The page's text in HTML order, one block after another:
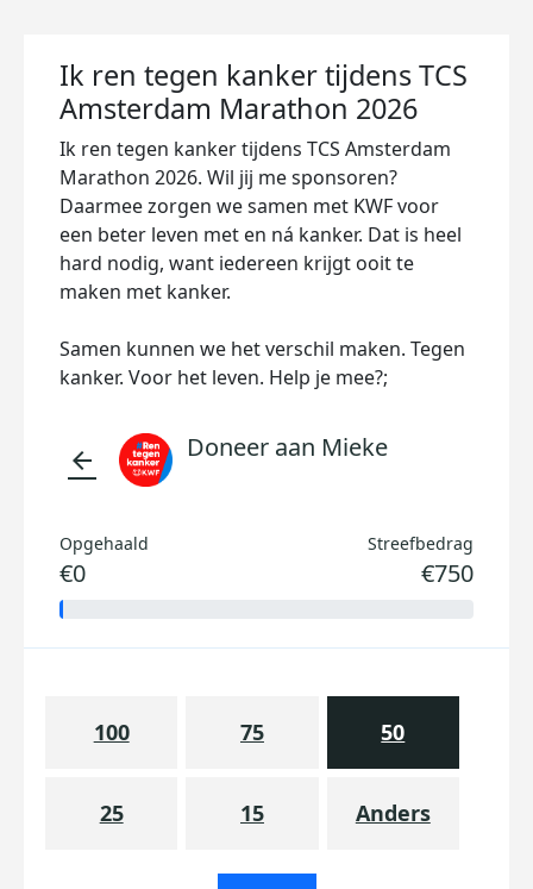
Ik ren tegen kanker tijdens TCS
Amsterdam Marathon 2026
Ik ren tegen kanker tijdens TCS Amsterdam
Marathon 2026. Wil jij me sponsoren?
Daarmee zorgen we samen met KWF voor
een beter leven met en ná kanker. Dat is heel
hard nodig, want iedereen krijgt ooit te
maken met kanker.
Samen kunnen we het verschil maken. Tegen
kanker. Voor het leven. Help je mee?;
arrow_back Doneer aan Mieke
Opgehaald
€0
Streefbedrag
€750
100 75 50
25 15 Anders